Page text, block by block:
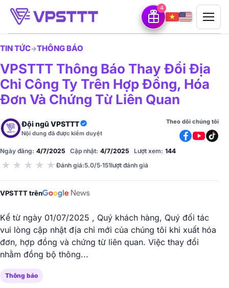
4
TIN TỨC→THÔNG BÁO
VPSTTT Thông Báo Thay Đổi Địa
Chỉ Công Ty Trên Hợp Đồng, Hóa
Đơn Và Chứng Từ Liên Quan
Đội ngũ VPSTTT
Nội dung đã được kiểm duyệt
Theo dõi chúng tôi
Ngày đăng: 4/7/2025 Cập nhật: 4/7/2025 Lượt xem: 144
★ ★ ★ ★ ★ Đánh giá:5.0/5·151lượt đánh giá
VPSTTT trên
Kể từ ngày 01/07/2025 , Quý khách hàng, Quý đối tác
vui lòng cập nhật địa chỉ mới của chúng tôi khi xuất hóa
đơn, hợp đồng và chứng từ liên quan. Việc thay đổi
nhằm đồng bộ thông...
Thông báo